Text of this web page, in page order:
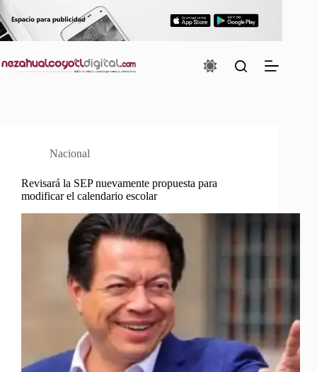
Saltar
al
contenido
Nacional
Revisará la SEP nuevamente propuesta para
modificar el calendario escolar